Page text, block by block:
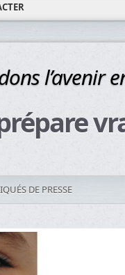
l’avenir
DE PRESSE